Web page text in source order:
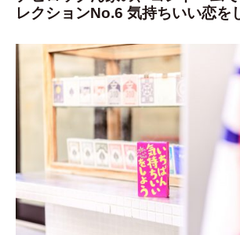
レクションNo.6 気持ちいい恋を